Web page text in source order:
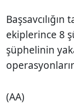
ekiplerince 8
şüphelinin
(AA)